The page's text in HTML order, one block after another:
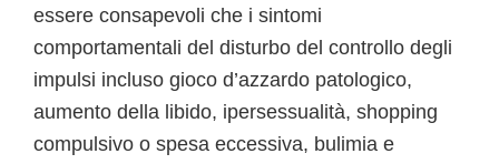
essere consapevoli che i sintomi
comportamentali del disturbo del controllo degli
impulsi incluso gioco d’azzardo patologico,
aumento della libido, ipersessualità, shopping
compulsivo o spesa eccessiva, bulimia e